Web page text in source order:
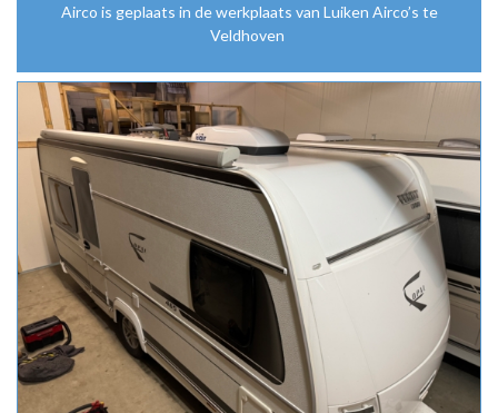
Airco is geplaats in de werkplaats van Luiken Airco’s te
Veldhoven